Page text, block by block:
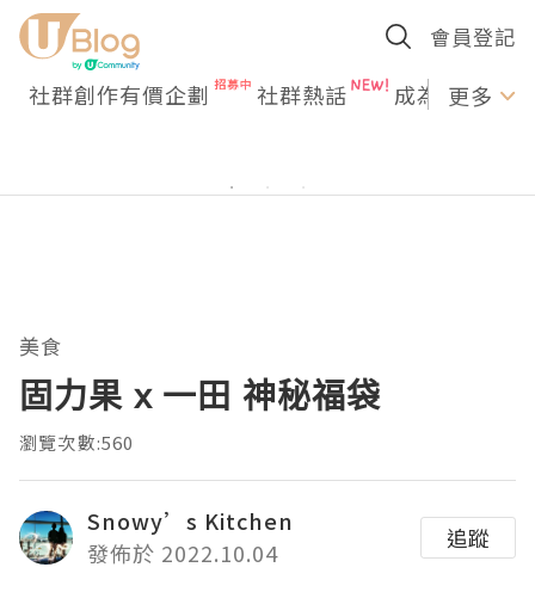
會員登記
社群創作有價企劃 社群熱話 成為U更多
美食
固力果 x 一田 神秘福袋
瀏覽次數:560
Snowy’s Kitchen
發佈於 2022.10.04
追蹤